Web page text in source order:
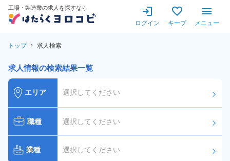
工場・製造業の求人を探すなら
ログイン キープ メニュー
トップ 求人検索
求人情報の検索結果一覧
エリア 選択してください arrow_forward_ios
職種 選択してください arrow_forward_ios
業種 選択してください arrow_forward_ios